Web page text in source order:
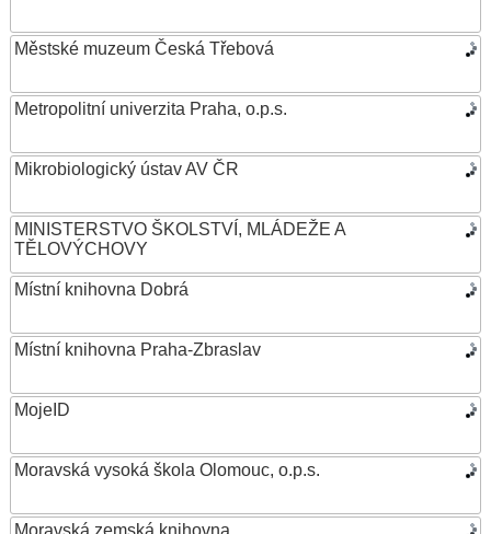
Městské muzeum Česká Třebová
Metropolitní univerzita Praha, o.p.s.
Mikrobiologický ústav AV ČR
MINISTERSTVO ŠKOLSTVÍ, MLÁDEŽE A
TĚLOVÝCHOVY
Místní knihovna Dobrá
Místní knihovna Praha-Zbraslav
MojeID
Moravská vysoká škola Olomouc, o.p.s.
Moravská zemská knihovna